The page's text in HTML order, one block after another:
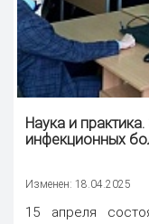
Наука и
инфекционных
Изменен: 18.04.2025
15 апреля